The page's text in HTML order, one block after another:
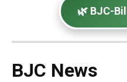
🌿 BJC-
BJC News